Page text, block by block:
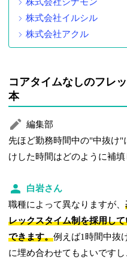
株式会社イルシル
株式会社アクル
コアタイムなしのフレ
本
編集部
先ほど勤務時間中の"中抜け
けした時間はどのように補
白岩さん
職種によって異なりますが、
レックスタイム制を採用し
できます。例えば1時間中抜
に埋め合わせてもよいです